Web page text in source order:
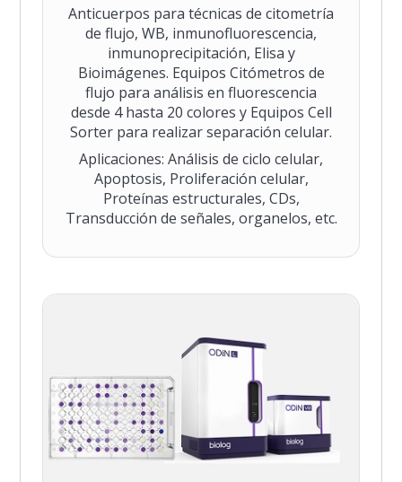
Anticuerpos para técnicas de citometría
de flujo, WB, inmunofluorescencia,
inmunoprecipitación, Elisa y
Bioimágenes. Equipos Citómetros de
flujo para análisis en fluorescencia
desde 4 hasta 20 colores y Equipos Cell
Sorter para realizar separación celular.
Aplicaciones: Análisis de ciclo celular,
Apoptosis, Proliferación celular,
Proteínas estructurales, CDs,
Transducción de señales, organelos, etc.